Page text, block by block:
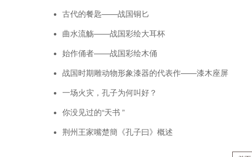
古代的餐匙——战国铜匕
曲水流觞——战国彩绘大耳杯
始作俑者——战国彩绘木俑
战国时期雕动物形象漆器的代表作——漆木座屏
一场火灾，孔子为何叫好？
你没见过的“天书 ”
荆州王家嘴楚簡《孔子曰》概述